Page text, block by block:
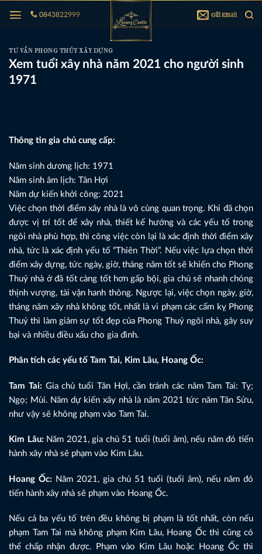
qua
dung
0843822999 Gửi Email
TƯ VẤN PHONG THỦY XÂY DỰNG
Xem tuổi xây nhà năm 2021 cho người sinh
1971
Thông tin gia chủ cung cấp:
Năm sinh dương lịch: 1971
Năm sinh âm lịch: Tân Hợi
Năm dự kiến khởi công: 2021
Việc chọn thời điểm xây nhà là vô cùng quan trọng. Khi đã chọn
được vị trí tốt để xây nhà, thiết kế hướng và các yếu tố trong
ngôi nhà phù hợp, thì công việc còn lại là xác định thời điểm xây
nhà, tức là xác định yếu tố “Thiên Thời”. Nếu việc lựa chọn thời
điểm xây dựng, tức ngày, giờ, tháng năm tốt sẽ khiến cho Phong
Thuỷ nhà ở đã tốt càng tốt hơn gấp bội, gia chủ sẽ nhanh chóng
thịnh vượng, tài vận hanh thông. Ngược lại, việc chọn ngày, giờ,
tháng năm xây nhà không tốt, nhất là vi phạm các cấm kỵ Phong
Thuỷ thì làm giảm sự tốt đẹp của Phong Thuỷ ngôi nhà, gây suy
bại và nhiều điều xấu cho gia đình.
Phân tích các yếu tố Tam Tai, Kim Lâu, Hoang Ốc:
Tam Tai: Gia chủ tuổi Tân Hợi, cần tránh các năm Tam Tai: Tỵ;
Ngọ; Mùi. Năm dự kiến xây nhà là năm 2021 tức năm Tân Sửu,
như vậy sẽ không phạm vào Tam Tai.
Kim Lâu: Năm 2021, gia chủ 51 tuổi (tuổi âm), nếu năm đó tiến
hành xây nhà sẽ phạm vào Kim Lâu.
Hoang Ốc: Năm 2021, gia chủ 51 tuổi (tuổi âm), nếu năm đó
tiến hành xây nhà sẽ phạm vào Hoang Ốc.
Nếu cả ba yếu tố trên đều không bị phạm là tốt nhất, còn nếu
phạm Tam Tai mà không phạm Kim Lâu, Hoang Ốc thì cũng có
thể chấp nhận được. Phạm vào Kim Lâu hoặc Hoang Ốc thì